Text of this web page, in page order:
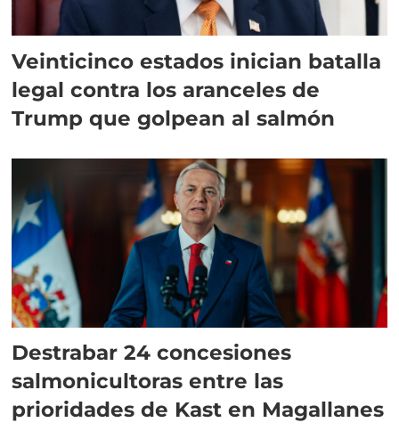
Veinticinco estados inician batalla
legal contra los aranceles de
Trump que golpean al salmón
Destrabar 24 concesiones
salmonicultoras entre las
prioridades de Kast en Magallanes